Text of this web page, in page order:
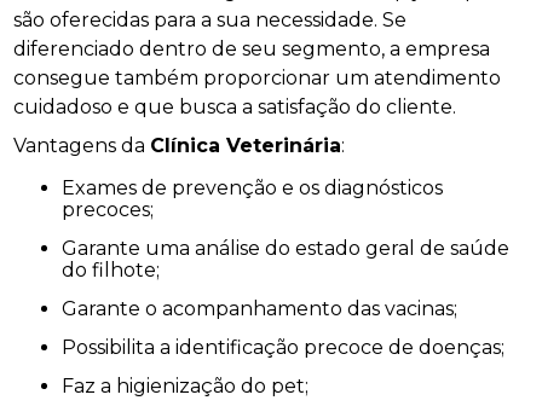
são oferecidas para a sua necessidade. Se
diferenciado dentro de seu segmento, a empresa
consegue também proporcionar um atendimento
cuidadoso e que busca a satisfação do cliente.
Vantagens da Clínica Veterinária:
Exames de prevenção e os diagnósticos
precoces;
Garante uma análise do estado geral de saúde
do filhote;
Garante o acompanhamento das vacinas;
Possibilita a identificação precoce de doenças;
Faz a higienização do pet;